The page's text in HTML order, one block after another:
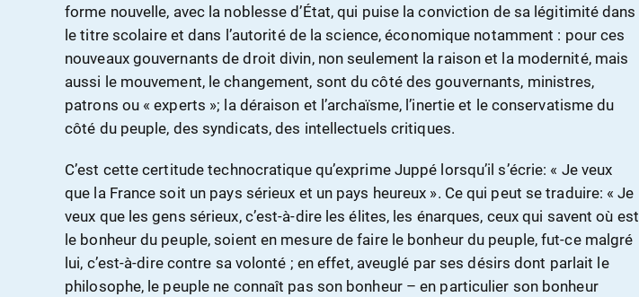
forme nouvelle, avec la noblesse d’État, qui puise la conviction de sa légitimité dans
le titre scolaire et dans l’autorité de la science, économique notamment : pour ces
nouveaux gouvernants de droit divin, non seulement la raison et la modernité, mais
aussi le mouvement, le changement, sont du côté des gouvernants, ministres,
patrons ou « experts »; la déraison et l’archaïsme, l’inertie et le conservatisme du
côté du peuple, des syndicats, des intellectuels critiques.
C’est cette certitude technocratique qu’exprime Juppé lorsqu’il s’écrie: « Je veux
que la France soit un pays sérieux et un pays heureux ». Ce qui peut se traduire: « Je
veux que les gens sérieux, c’est-à-dire les élites, les énarques, ceux qui savent où est
le bonheur du peuple, soient en mesure de faire le bonheur du peuple, fut-ce malgré
lui, c’est-à-dire contre sa volonté ; en effet, aveuglé par ses désirs dont parlait le
philosophe, le peuple ne connaît pas son bonheur – en particulier son bonheur